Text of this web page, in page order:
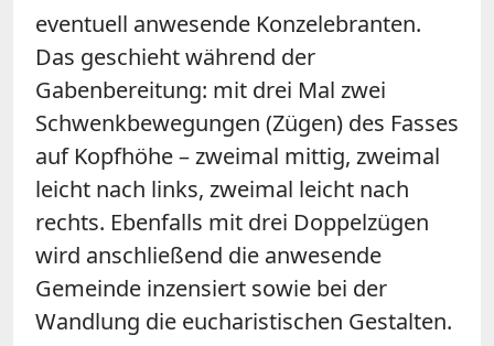
eventuell anwesende Konzelebranten.
Das geschieht während der
Gabenbereitung: mit drei Mal zwei
Schwenkbewegungen (Zügen) des Fasses
auf Kopfhöhe – zweimal mittig, zweimal
leicht nach links, zweimal leicht nach
rechts. Ebenfalls mit drei Doppelzügen
wird anschließend die anwesende
Gemeinde inzensiert sowie bei der
Wandlung die eucharistischen Gestalten.